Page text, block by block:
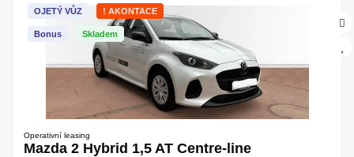
OJETÝ VŮZ ! AKONTACE
Skladem
Bonus
Operativní leasing
Mazda 2 Hybrid 1,5 AT Centre-line